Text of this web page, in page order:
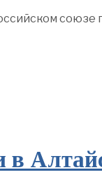
союзе
в